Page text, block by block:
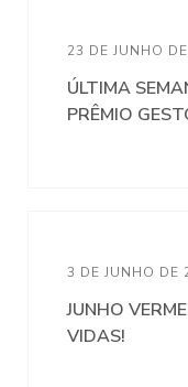
23 DE JUNHO
ÚLTIMA
PRÊMIO
3 DE JUNHO DE
JUNHO
VIDAS!